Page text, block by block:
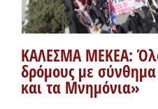
ΚΑΛΕΣΜΑ ΜΕΚΕΑ:
δρόμους με
και τα Μνημόνια»